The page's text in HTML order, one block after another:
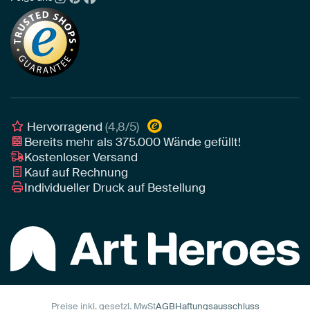
Neuheiten
Alu-Dibond
Tapete
Leinwand
Leinwand für draußen
Die richtige Größe bestimmen
Akustik-Tipps
Tipps von unseren Botschaftern
Individuelle Einrichtungsberatung
Nachhaltigkeit
Unser Team
Botschafter
Awards und Preise
Art Heroes App
Hervorragend(4,8/5)
Bereits mehr als375.000Wände gefüllt!
Kostenloser Versand
Kauf auf Rechnung
Individueller Druck auf Bestellung
Preise inkl. gesetzl. MwStAGBHaftungsausschluss